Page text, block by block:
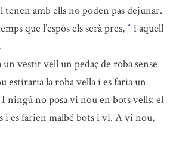
amb ells no poden pas dejunar.
que l’espòs els serà pres, * i aquell
vestit vell un pedaç de roba sense
estiraria la roba vella i es faria un
I ningú no posa vi nou en bots vells: el
i es farien malbé bots i vi. A vi nou,